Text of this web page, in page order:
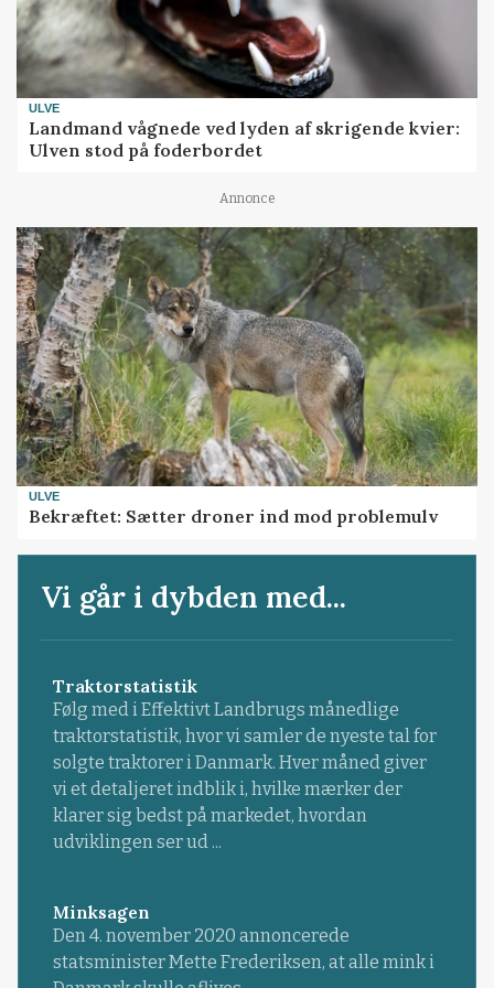
ULVE
Landmand vågnede ved lyden af skrigende kvier:
Ulven stod på foderbordet
Annonce
ULVE
Bekræftet: Sætter droner ind mod problemulv
Vi går i dybden med...
Traktorstatistik
Følg med i Effektivt Landbrugs månedlige
traktorstatistik, hvor vi samler de nyeste tal for
solgte traktorer i Danmark. Hver måned giver
vi et detaljeret indblik i, hvilke mærker der
klarer sig bedst på markedet, hvordan
udviklingen ser ud ...
Minksagen
Den 4. november 2020 annoncerede
statsminister Mette Frederiksen, at alle mink i